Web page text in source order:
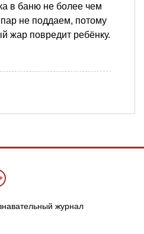
в баню не более чем
не поддаем, потому
жар повредит ребёнку.
журнал